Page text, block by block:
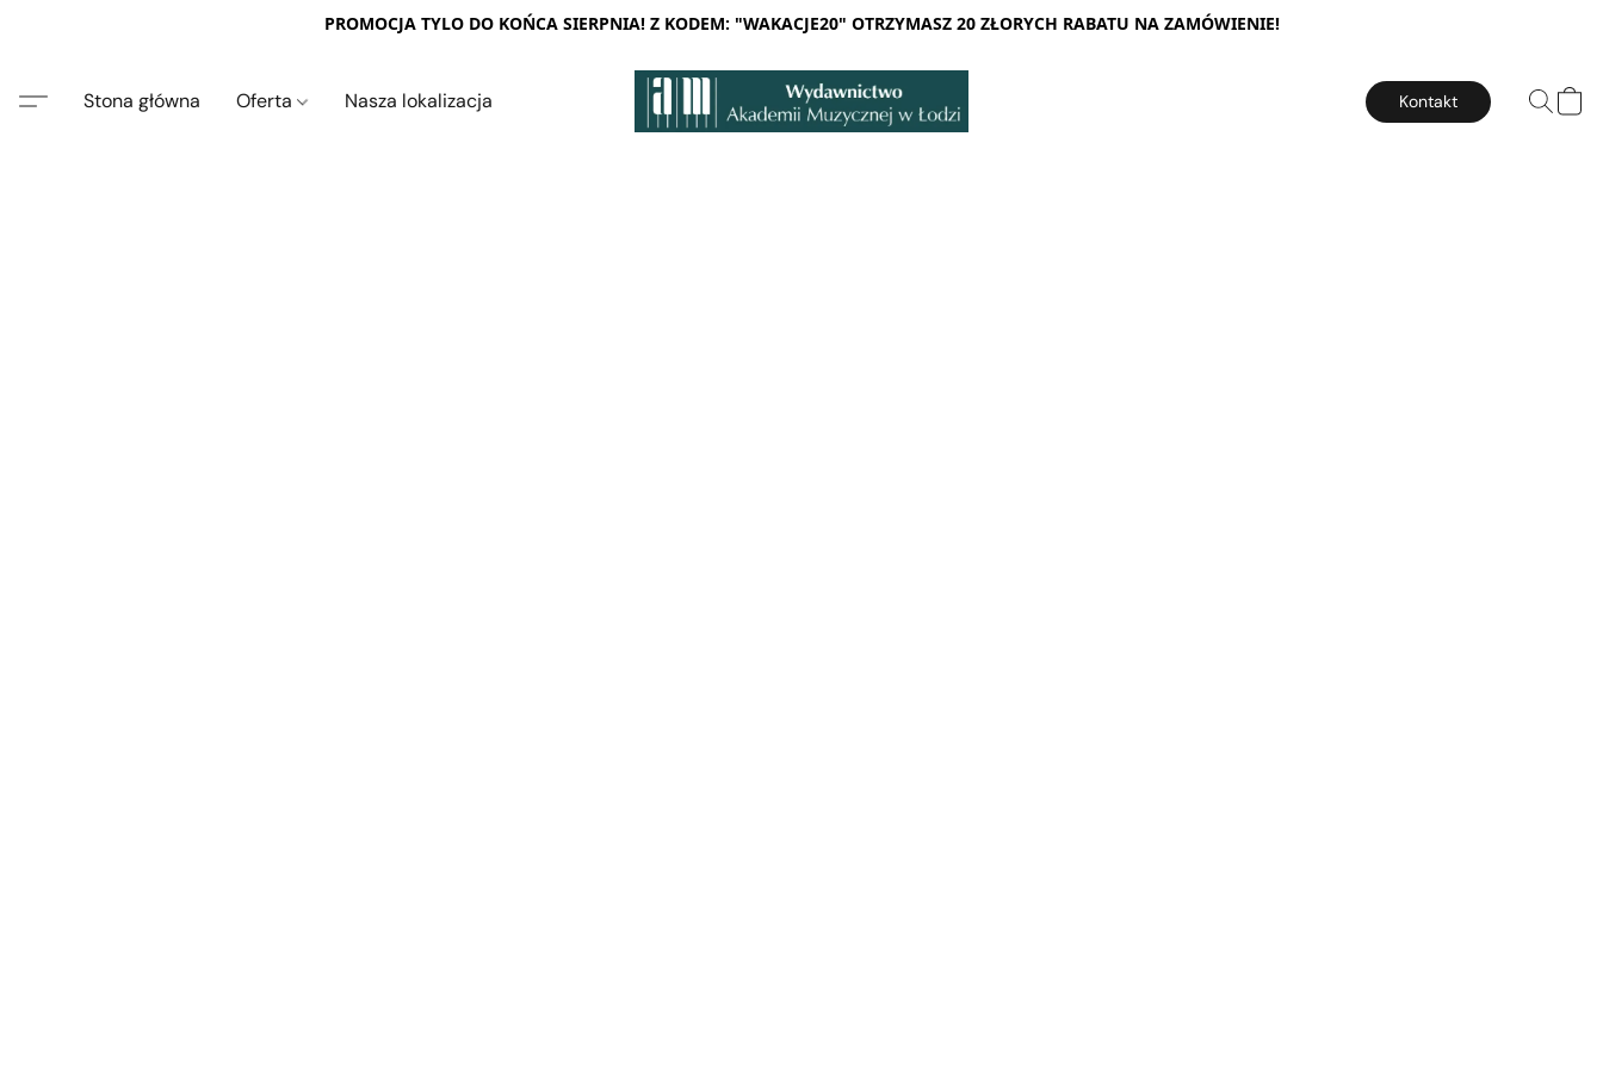
PROMOCJA TYLO DO KOŃCA SIERPNIA! Z KODEM: "WAKACJE20" OTRZYMASZ 20 ZŁORYCH RABATU NA ZAMÓWIENIE!
Stona główna Oferta Nasza lokalizacja Kontakt